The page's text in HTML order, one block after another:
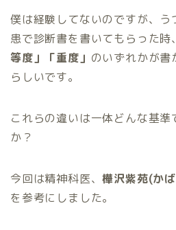
僕は経験してないのですが、
患で診断書を書いてもらった時
等度」「重度」 のいずれかが書
らしいです。
これらの違いは一体どんな基準
か？
今回は精神科医、樺沢紫苑(か
を参考にしました。